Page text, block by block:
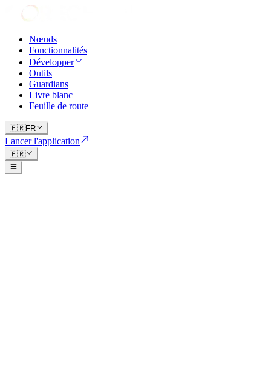
Nœuds
Fonctionnalités
Développer
Outils
Guardians
Livre blanc
Feuille de route
🇫🇷FR
Lancer l'application
🇫🇷